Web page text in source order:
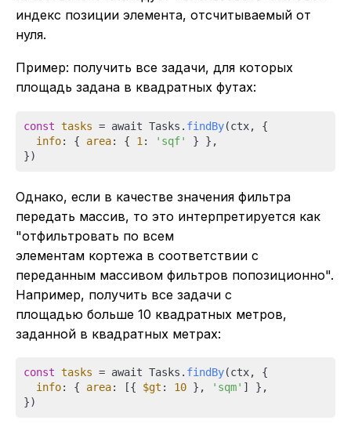
индекс позиции элемента, отсчитываемый от
нуля.
Пример: получить все задачи, для которых
площадь задана в квадратных футах:
const tasks = await Tasks. findBy(ctx, {
info: { area: { 1 : 'sqf'
} },
Однако, если в качестве значения фильтра
передать массив, то это интерпретируется как
"отфильтровать по всем
элементам кортежа в соответствии с
переданным массивом фильтров попозиционно".
Например, получить все задачи с
площадью больше 10 квадратных метров,
заданной в квадратных метрах:
const tasks = await Tasks. findBy(ctx, {
info: { area: [{ $gt : 10 }, 'sqm' ] },